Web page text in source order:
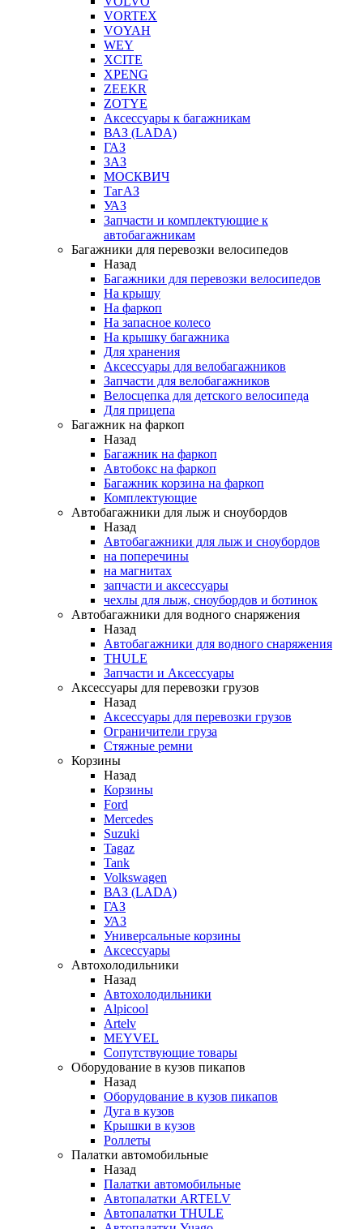
VORTEX
VOYAH
WEY
XCITE
XPENG
ZEEKR
ZOTYE
Аксессуары к багажникам
ВАЗ (LADA)
ГАЗ
ЗАЗ
МОСКВИЧ
ТагАЗ
УАЗ
Запчасти и комплектующие к
автобагажникам
Багажники для перевозки велосипедов
Назад
Багажники для перевозки велосипедов
На крышу
На фаркоп
На запасное колесо
На крышку багажника
Для хранения
Аксессуары для велобагажников
Запчасти для велобагажников
Велосцепка для детского велосипеда
Для прицепа
Багажник на фаркоп
Назад
Багажник на фаркоп
Автобокс на фаркоп
Багажник корзина на фаркоп
Комплектующие
Автобагажники для лыж и сноубордов
Назад
Автобагажники для лыж и сноубордов
на поперечины
на магнитах
запчасти и аксессуары
чехлы для лыж, сноубордов и ботинок
Автобагажники для водного снаряжения
Назад
Автобагажники для водного снаряжения
THULE
Запчасти и Аксессуары
Аксессуары для перевозки грузов
Назад
Аксессуары для перевозки грузов
Ограничители груза
Стяжные ремни
Корзины
Назад
Корзины
Ford
Mercedes
Suzuki
Tagaz
Tank
Volkswagen
ВАЗ (LADA)
ГАЗ
УАЗ
Универсальные корзины
Аксессуары
Автохолодильники
Назад
Автохолодильники
Alpicool
Artelv
MEYVEL
Сопутствующие товары
Оборудование в кузов пикапов
Назад
Оборудование в кузов пикапов
Дуга в кузов
Крышки в кузов
Роллеты
Палатки автомобильные
Назад
Палатки автомобильные
Автопалатки ARTELV
Автопалатки THULE